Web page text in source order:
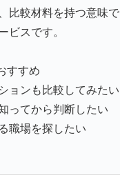
比較材料を持つ意味で
ビスです。
すすめ
ョンも比較してみたい
ってから判断したい
職場を探したい